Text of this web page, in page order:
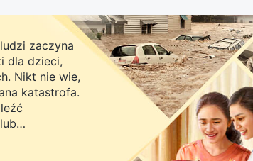
zaczyna
dla dzieci,
Nikt nie wie,
katastrofa.
odkładaj